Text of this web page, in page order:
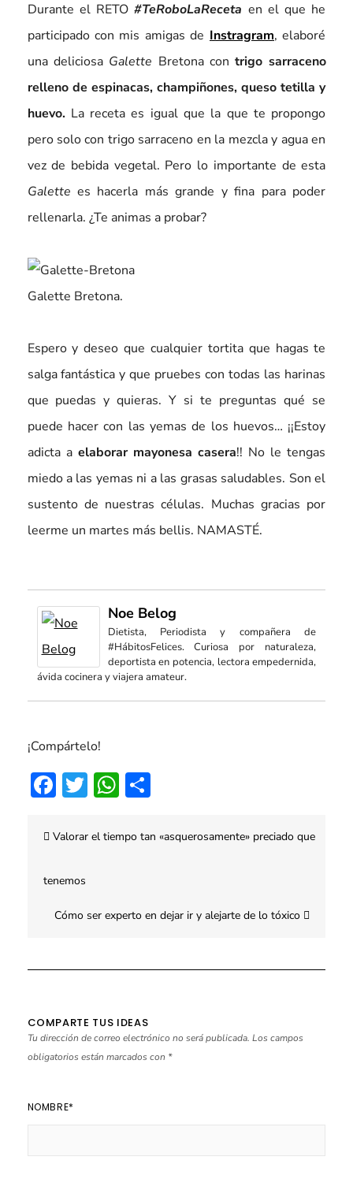
Durante el RETO#TeRoboLaReceta en el que he
participado con mis amigas de Instragram, elaboré
una deliciosa Galette Bretona con trigo sarraceno
relleno de espinacas, champiñones, queso tetilla y
huevo.La receta es igual que la que te propongo
pero solo con trigo sarraceno en la mezcla y agua en
vez de bebida vegetal. Pero lo importante de esta
Galette es hacerla más grande y fina para poder
rellenarla. ¿Te animas a probar?
Galette Bretona.
Espero y deseo que cualquier tortita que hagas te
salga fantástica y que pruebes con todas las harinas
que puedas y quieras. Y si te preguntas qué se
puede hacer con las yemas de los huevos… ¡¡Estoy
adicta a elaborar mayonesa casera!! No le tengas
miedo a las yemas ni a las grasas saludables. Son el
sustento de nuestras células. Muchas gracias por
leerme un martes más bellis. NAMASTÉ.
Noe Belog
Dietista, Periodista y compañera de
#HábitosFelices. Curiosa por naturaleza,
deportista en potencia, lectora empedernida,
ávida cocinera y viajera amateur.
¡Compártelo!
Facebook
TwitterWhatsApp
Compartir
de Valorar el tiempo tan «asquerosamente» preciado que
tenemos
Cómo ser experto en dejar ir y alejarte de lo tóxico
COMPARTE TUS IDEAS
Tu dirección de correo electrónico no será publicada. Los campos
obligatorios están marcados con *
NOMBRE*